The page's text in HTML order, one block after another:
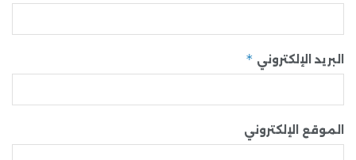
البريد الإلكتروني *
الموقع الإلكتروني